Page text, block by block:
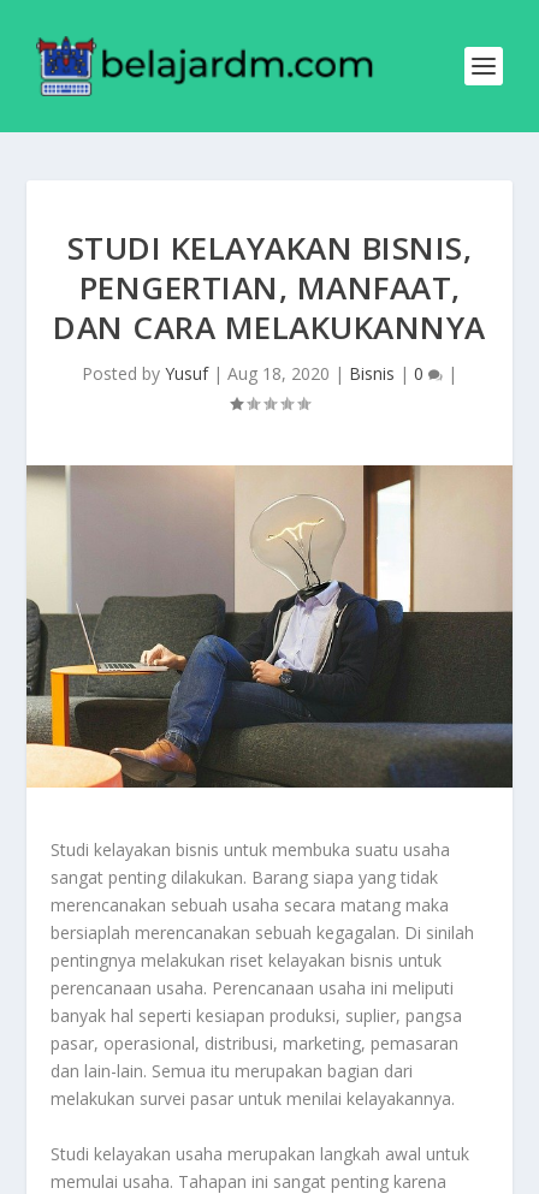
STUDI KELAYAKAN BISNIS,
PENGERTIAN, MANFAAT,
DAN CARA MELAKUKANNYA
Posted by Yusuf| Aug 18, 2020 | Bisnis | 0 |
Studi kelayakan bisnis untuk membuka suatu usaha
sangat penting dilakukan. Barang siapa yang tidak
merencanakan sebuah usaha secara matang maka
bersiaplah merencanakan sebuah kegagalan. Di sinilah
pentingnya melakukan riset kelayakan bisnis untuk
perencanaan usaha. Perencanaan usaha ini meliputi
banyak hal seperti kesiapan produksi, suplier, pangsa
pasar, operasional, distribusi, marketing, pemasaran
dan lain-lain. Semua itu merupakan bagian dari
melakukan survei pasar untuk menilai kelayakannya.
Studi kelayakan usaha merupakan langkah awal untuk
memulai usaha. Tahapan ini sangat penting karena